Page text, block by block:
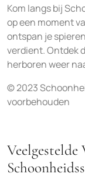
Kom langs bij
op een moment
ontspan je
verdient. Ontdek
herboren weer
© 2023
voorbehouden
Veelgestelde